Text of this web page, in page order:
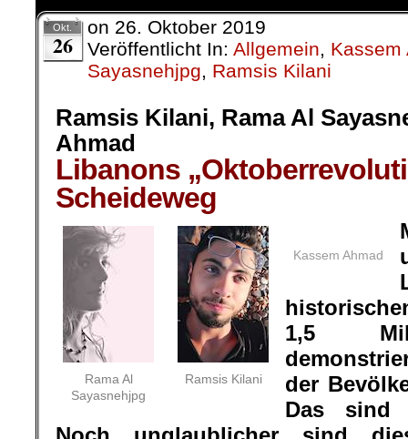
Okt.
26
on 26. Oktober 2019
Veröffentlicht In: Allgemein, Kassem
Sayasnehjpg, Ramsis Kilani
Ramsis Kilani, Rama Al
Ahmad
Libanons
Scheideweg
Rama Al
Sayasnehjpg
Ramsis Kilani
Kassem Ahmad
1,5
der
Das sind